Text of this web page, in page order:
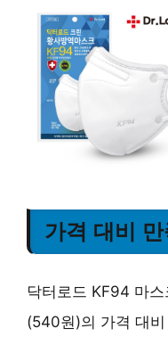
가격 대비 만
닥터로드 KF94 마
(540원)의 가격 대